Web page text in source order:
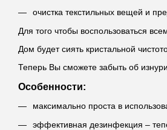
очистка текстильных вещей и
Для того чтобы воспользоваться
Дом будет сиять кристальной
Теперь Вы сможете забыть об
Особенности:
максимально проста в
эффективная дезинфекция –